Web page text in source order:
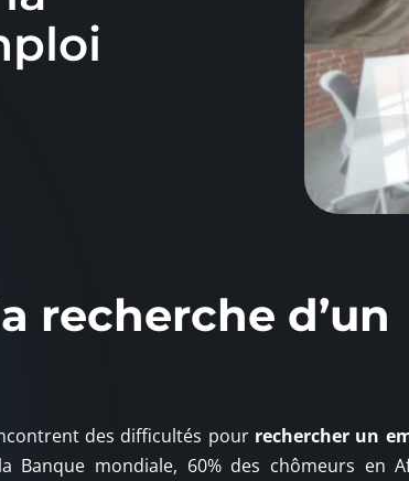
recherche d’un
des difficultés pour rechercher un
Banque mondiale, 60% des chômeurs en